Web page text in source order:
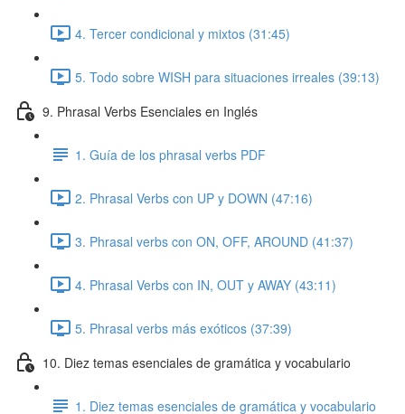
4. Tercer condicional y mixtos (31:45)
5. Todo sobre WISH para situaciones irreales (39:13)
9. Phrasal Verbs Esenciales en Inglés
1. Guía de los phrasal verbs PDF
2. Phrasal Verbs con UP y DOWN (47:16)
3. Phrasal verbs con ON, OFF, AROUND (41:37)
4. Phrasal Verbs con IN, OUT y AWAY (43:11)
5. Phrasal verbs más exóticos (37:39)
10. Diez temas esenciales de gramática y vocabulario
1. Diez temas esenciales de gramática y vocabulario